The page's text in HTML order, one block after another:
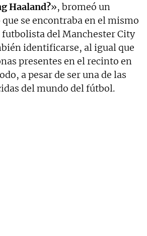
Haaland?», bromeó un
se encontraba en el mismo
futbolista del Manchester City
identificarse, al igual que
presentes en el recinto en
a pesar de ser una de las
del mundo del fútbol.